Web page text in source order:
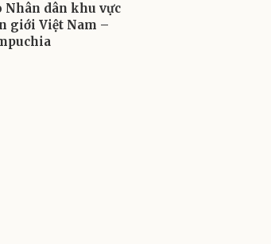
Nhân dân khu vực
giới Việt Nam –